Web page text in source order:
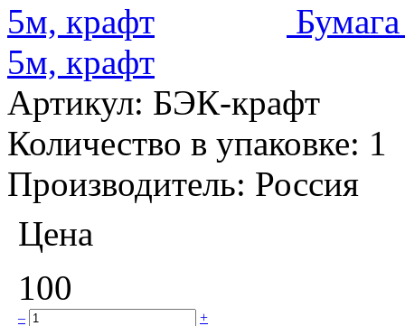
5м, крафт
Артикул: БЭК-крафт
Количество в упаковке: 1
Производитель: Россия
Цена
100
– +